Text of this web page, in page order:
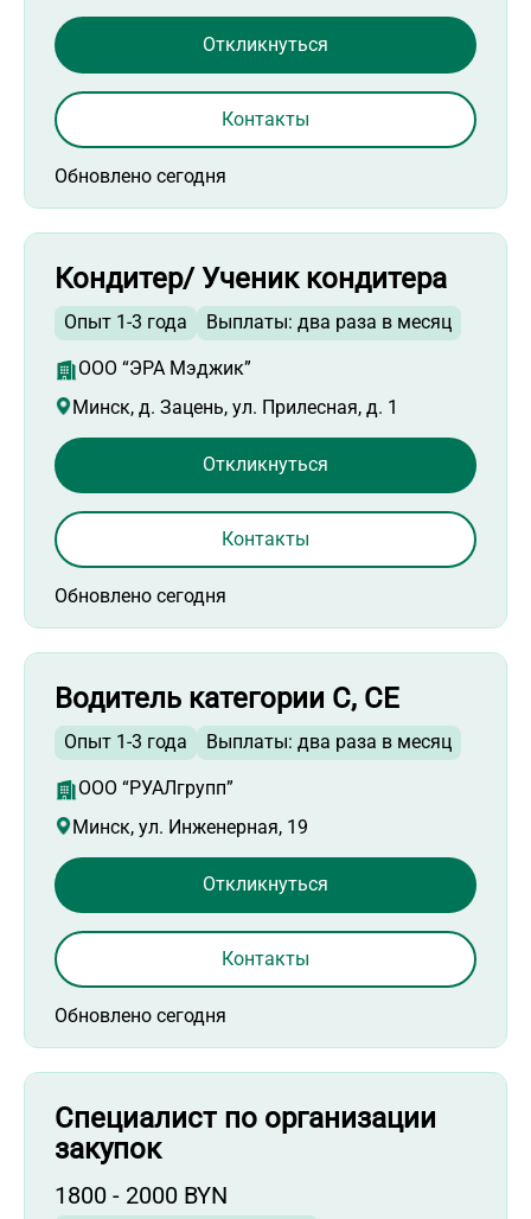
Обновлено сегодня
Откликнуться
Контакты
Кондитер/ Ученик кондитера
Опыт 1-3 года Выплаты: два раза в месяц
ООО “ЭРА Мэджик”
Минск, д. Зацень, ул. Прилесная, д. 1
Обновлено сегодня
Откликнуться
Контакты
Водитель категории С, СЕ
Опыт 1-3 года Выплаты: два раза в месяц
ООО “РУАЛгрупп”
Минск, ул. Инженерная, 19
Обновлено сегодня
Откликнуться
Контакты
Специалист по организации
закупок
1800 - 2000 BYN